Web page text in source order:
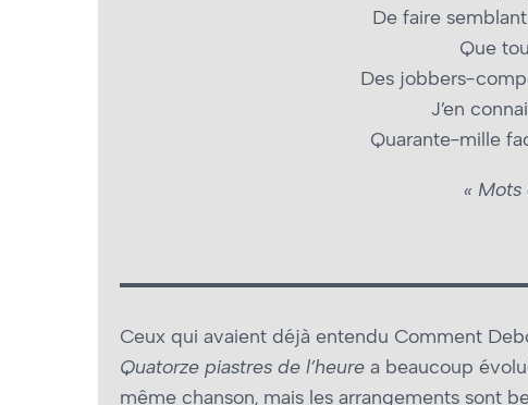
De faire
Que
Des jobbers-
J’en
Quarante-mille
« Mots
Ceux qui avaient déjà entendu Comment
Quatorze piastres de l’heure a beaucoup
même chanson, mais les arrangements sont